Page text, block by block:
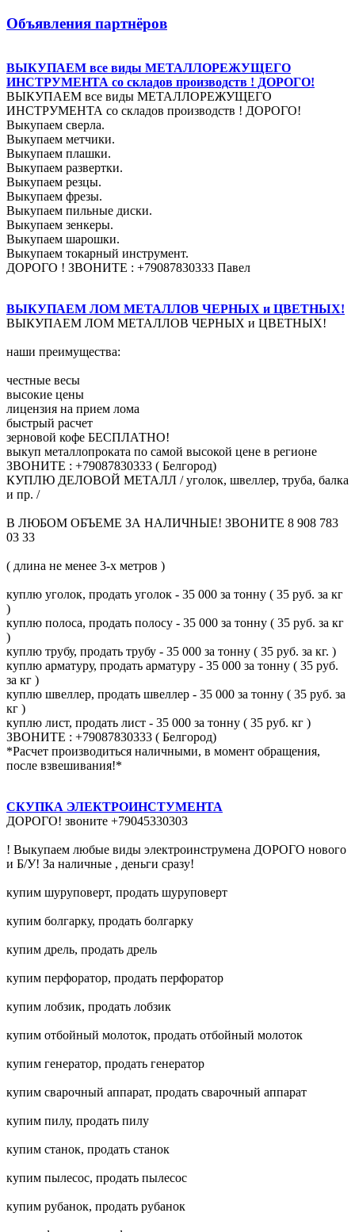
Объявления партнёров
ВЫКУПАЕМ все виды МЕТАЛЛОРЕЖУЩЕГО
ИНСТРУМЕНТА со складов производств ! ДОРОГО!
ВЫКУПАЕМ все виды МЕТАЛЛОРЕЖУЩЕГО
ИНСТРУМЕНТА со складов производств ! ДОРОГО!
Выкупаем сверла.
Выкупаем метчики.
Выкупаем плашки.
Выкупаем развертки.
Выкупаем резцы.
Выкупаем фрезы.
Выкупаем пильные диски.
Выкупаем зенкеры.
Выкупаем шарошки.
Выкупаем токарный инструмент.
ДОРОГО ! ЗВОНИТЕ : +79087830333 Павел
ВЫКУПАЕМ ЛОМ МЕТАЛЛОВ ЧЕРНЫХ и ЦВЕТНЫХ!
ВЫКУПАЕМ ЛОМ МЕТАЛЛОВ ЧЕРНЫХ и ЦВЕТНЫХ!
наши преимущества:
честные весы
высокие цены
лицензия на прием лома
быстрый расчет
зерновой кофе БЕСПЛАТНО!
выкуп металлопроката по самой высокой цене в регионе
ЗВОНИТЕ : +79087830333 ( Белгород)
КУПЛЮ ДЕЛОВОЙ МЕТАЛЛ / уголок, швеллер, труба, балка
и пр. /
В ЛЮБОМ ОБЪЕМЕ ЗА НАЛИЧНЫЕ! ЗВОНИТЕ 8 908 783
03 33
( длина не менее 3-х метров )
куплю уголок, продать уголок - 35 000 за тонну ( 35 руб. за кг
)
куплю полоса, продать полосу - 35 000 за тонну ( 35 руб. за кг
)
куплю трубу, продать трубу - 35 000 за тонну ( 35 руб. за кг. )
куплю арматуру, продать арматуру - 35 000 за тонну ( 35 руб.
за кг )
куплю швеллер, продать швеллер - 35 000 за тонну ( 35 руб. за
кг )
куплю лист, продать лист - 35 000 за тонну ( 35 руб. кг )
ЗВОНИТЕ : +79087830333 ( Белгород)
*Расчет производиться наличными, в момент обращения,
после взвешивания!*
СКУПКА ЭЛЕКТРОИНСТУМЕНТА
ДОРОГО! звоните +79045330303
! Выкупаем любые виды электроинструмена ДОРОГО нового
и Б/У! За наличные , деньги сразу!
купим шуруповерт, продать шуруповерт
купим болгарку, продать болгарку
купим дрель, продать дрель
купим перфоратор, продать перфоратор
купим лобзик, продать лобзик
купим отбойный молоток, продать отбойный молоток
купим генератор, продать генератор
купим сварочный аппарат, продать сварочный аппарат
купим пилу, продать пилу
купим станок, продать станок
купим пылесос, продать пылесос
купим рубанок, продать рубанок